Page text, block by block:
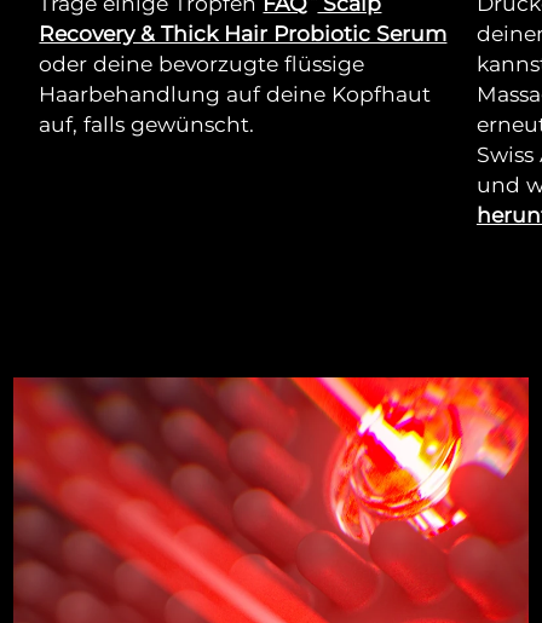
Recovery & Thick Hair Probiotic Serum
oder deine bevorzugte flüssige
Haarbehandlung auf deine Kopfhaut
auf, falls gewünscht.
und